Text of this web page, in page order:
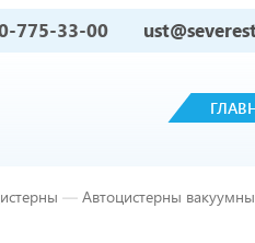
775-33-00
— Автоцистерны